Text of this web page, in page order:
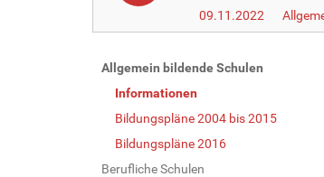
09.11.2022
N
g
Allgemein bildende Schulen
Informationen
Bildungspläne 2004 bis 2015
Bildungspläne 2016
Berufliche Schulen